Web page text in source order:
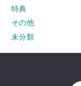
特典
その他
未分類